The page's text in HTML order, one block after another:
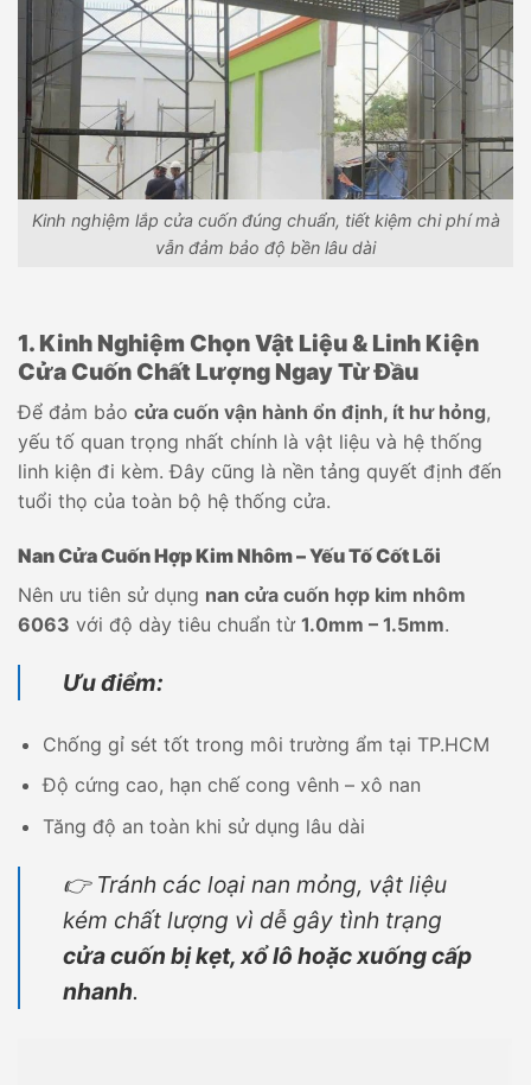
Kinh nghiệm lắp cửa cuốn đúng chuẩn, tiết kiệm chi phí mà
vẫn đảm bảo độ bền lâu dài
1. Kinh Nghiệm Chọn Vật Liệu & Linh Kiện
Cửa Cuốn Chất Lượng Ngay Từ Đầu
Để đảm bảo cửa cuốn vận hành ổn định, ít hư hỏng,
yếu tố quan trọng nhất chính là vật liệu và hệ thống
linh kiện đi kèm. Đây cũng là nền tảng quyết định đến
tuổi thọ của toàn bộ hệ thống cửa.
Nan Cửa Cuốn Hợp Kim Nhôm – Yếu Tố Cốt Lõi
Nên ưu tiên sử dụng nan cửa cuốn hợp kim nhôm
6063 với độ dày tiêu chuẩn từ 1.0mm – 1.5mm.
Ưu điểm:
Chống gỉ sét tốt trong môi trường ẩm tại TP.HCM
Độ cứng cao, hạn chế cong vênh – xô nan
Tăng độ an toàn khi sử dụng lâu dài
👉 Tránh các loại nan mỏng, vật liệu
kém chất lượng vì dễ gây tình trạng
cửa cuốn bị kẹt, xổ lô hoặc xuống cấp
nhanh.